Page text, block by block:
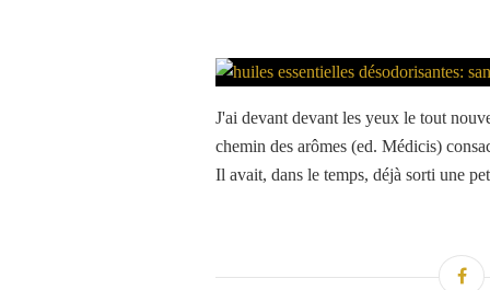
J'ai devant devant les yeux le tout
chemin des arômes (ed. Médicis)
Il avait, dans le temps, déjà sorti une